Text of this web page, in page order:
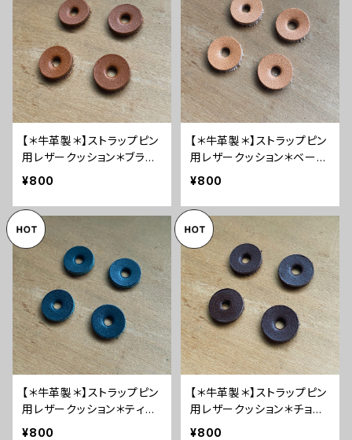
【＊牛革製＊】ストラップピン
用レザークッション＊ブラウ
ン【4枚セット】
¥800
【＊牛革製＊】ストラップピン
用レザークッション＊ベージ
ュ【4枚セット】
¥800
【＊牛革製＊】ストラップピン
用レザークッション＊ティー
ル【4枚セット】
¥800
【＊牛革製＊】ストラップピン
用レザークッション＊チョコ
【4枚セット】
¥800